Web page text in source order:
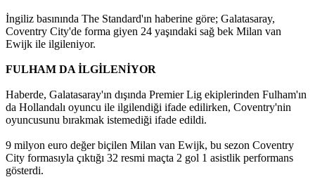
İngiliz basınında The Standard'ın haberine göre; Galatasaray,
Coventry City'de forma giyen 24 yaşındaki sağ bek Milan van
Ewijk ile ilgileniyor.
FULHAM DA İLGİLENİYOR
Haberde, Galatasaray'ın dışında Premier Lig ekiplerinden Fulham'ın
da Hollandalı oyuncu ile ilgilendiği ifade edilirken, Coventry'nin
oyuncusunu bırakmak istemediği ifade edildi.
9 milyon euro değer biçilen Milan van Ewijk, bu sezon Coventry
City formasıyla çıktığı 32 resmi maçta 2 gol 1 asistlik performans
gösterdi.